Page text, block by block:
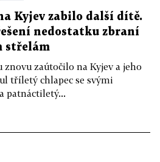
Kyjev zabilo další dítě.
nedostatku zbraní
střelám
znovu zaútočilo na Kyjev a jeho
tříletý chlapec se svými
patnáctiletý...